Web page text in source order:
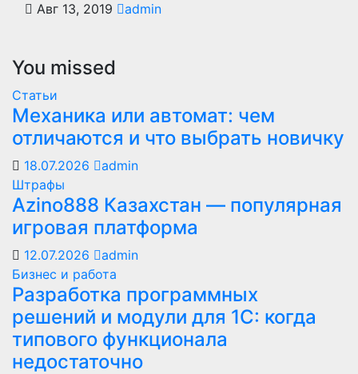
Авг 13, 2019 admin
You missed
Статьи
Механика или автомат: чем
отличаются и что выбрать новичку
18.07.2026
admin
Штрафы
Azino888 Казахстан — популярная
игровая платформа
12.07.2026
admin
Бизнес и работа
Разработка программных
решений и модули для 1С: когда
типового функционала
недостаточно